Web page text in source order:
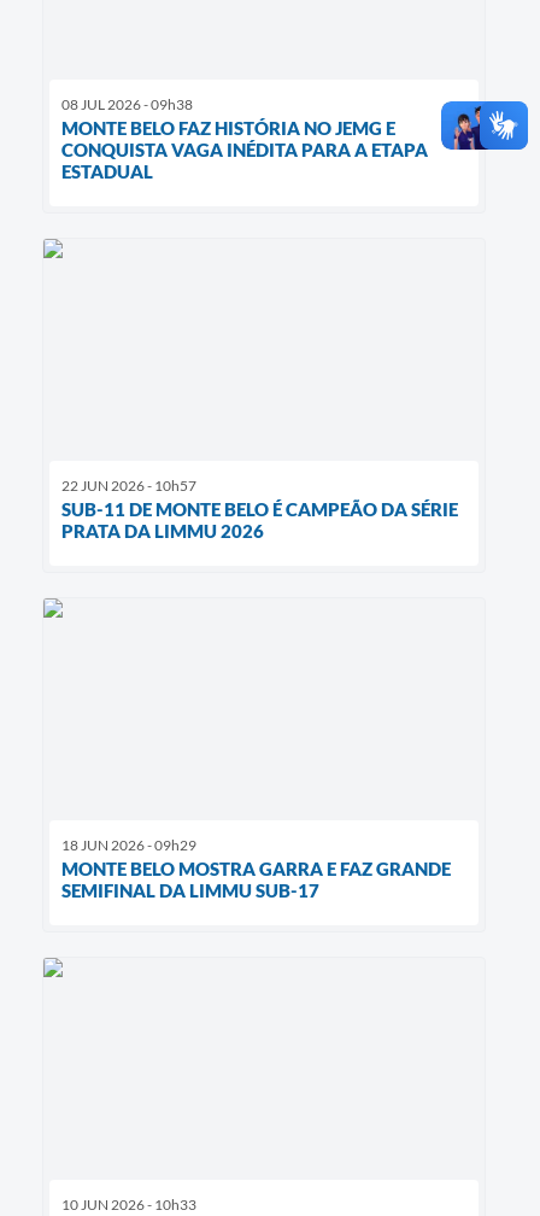
08 JUL 2026 - 09h38
MONTE BELO FAZ HISTÓRIA NO JEMG E
CONQUISTA VAGA INÉDITA PARA A ETAPA
ESTADUAL
22 JUN 2026 - 10h57
SUB-11 DE MONTE BELO É CAMPEÃO DA SÉRIE
PRATA DA LIMMU 2026
18 JUN 2026 - 09h29
MONTE BELO MOSTRA GARRA E FAZ GRANDE
SEMIFINAL DA LIMMU SUB-17
10 JUN 2026 - 10h33